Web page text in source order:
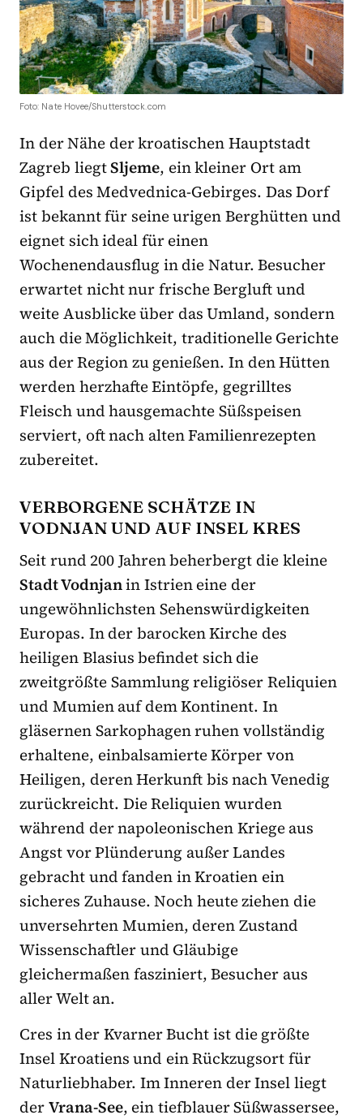
Foto: Nate Hovee/Shutterstock.com
In der Nähe der kroatischen Hauptstadt
Zagreb liegtSljeme, ein kleiner Ort am
Gipfel des Medvednica-Gebirges. Das Dorf
ist bekannt für seine urigen Berghütten und
eignet sich ideal für einen
Wochenendausflug in die Natur. Besucher
erwartet nicht nur frische Bergluft und
weite Ausblicke über das Umland, sondern
auch die Möglichkeit, traditionelle Gerichte
aus der Region zu genießen. In den Hütten
werden herzhafte Eintöpfe, gegrilltes
Fleisch und hausgemachte Süßspeisen
serviert, oft nach alten Familienrezepten
zubereitet.
VERBORGENE SCHÄTZE IN
VODNJAN UND AUF INSEL KRES
Seit rund 200 Jahren beherbergt die kleine
Stadt Vodnjanin Istrien eine der
ungewöhnlichsten Sehenswürdigkeiten
Europas. In der barocken Kirche des
heiligen Blasius befindet sich die
zweitgrößte Sammlung religiöser Reliquien
und Mumien auf dem Kontinent. In
gläsernen Sarkophagen ruhen vollständig
erhaltene, einbalsamierte Körper von
Heiligen, deren Herkunft bis nach Venedig
zurückreicht. Die Reliquien wurden
während der napoleonischen Kriege aus
Angst vor Plünderung außer Landes
gebracht und fanden in Kroatien ein
sicheres Zuhause. Noch heute ziehen die
unversehrten Mumien, deren Zustand
Wissenschaftler und Gläubige
gleichermaßen fasziniert, Besucher aus
aller Welt an.
Cres in der Kvarner Bucht ist die größte
Insel Kroatiens und ein Rückzugsort für
Naturliebhaber. Im Inneren der Insel liegt
derVrana-See, ein tiefblauer Süßwassersee,